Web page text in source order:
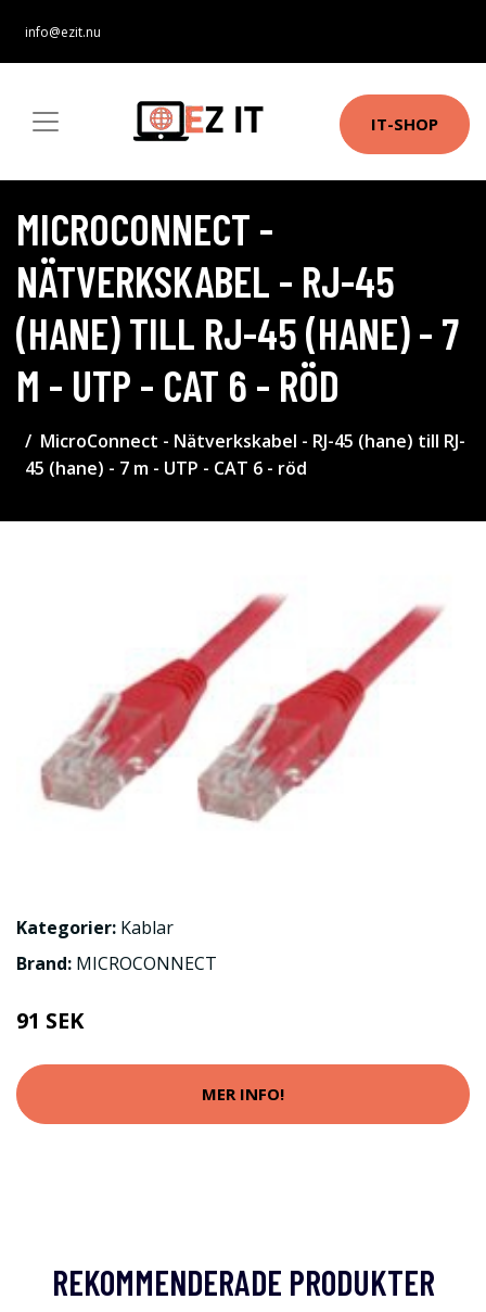
info@ezit.nu
IT-SHOP
MICROCONNECT -
NÄTVERKSKABEL - RJ-45
(HANE) TILL RJ-45 (HANE) - 7
M - UTP - CAT 6 - RÖD
MicroConnect - Nätverkskabel - RJ-45 (hane) till RJ-
45 (hane) - 7 m - UTP - CAT 6 - röd
Kategorier: Kablar
Brand: MICROCONNECT
91 SEK
MER INFO!
REKOMMENDERADE PRODUKTER